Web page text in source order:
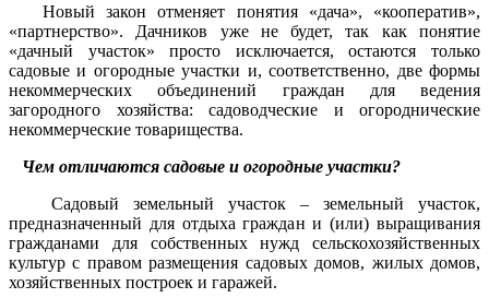
Новый закон отменяет понятия «дача», «кооператив»,
«партнерство». Дачников уже не будет, так как понятие
«дачный участок» просто исключается, остаются только
садовые и огородные участки и, соответственно, две формы
некоммерческих объединений граждан для ведения
загородного хозяйства: садоводческие и огороднические
некоммерческие товарищества.
Чем отличаются садовые и огородные участки?
Садовый земельный участок – земельный участок,
предназначенный для отдыха граждан и (или) выращивания
гражданами для собственных нужд сельскохозяйственных
культур с правом размещения садовых домов, жилых домов,
хозяйственных построек и гаражей.